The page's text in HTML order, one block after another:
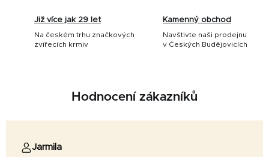
Již více jak 29 let
Na českém trhu značkových
zvířecích krmiv
Kamenný obchod
Navštivte naši prodejnu
v Českých Budějovicích
Hodnocení zákazníků
Jarmila